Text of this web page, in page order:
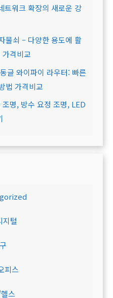
트워크 확장의 새로운 강
물쇠 – 다양한 용도에 활
격비교
글 와이파이 라우터: 빠른
법 가격비교
명, 방수 요정 조명, LED
지털
피스
스